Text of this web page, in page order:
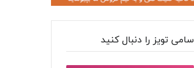
سامی تویز را دنبال کنید